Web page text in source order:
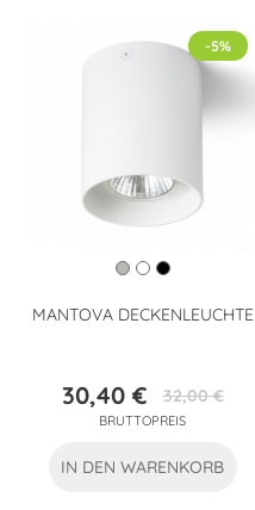
MANTOVA DECKENLEUCHTE
Preis
30,40 €Verkaufspreis
32,00 €
BRUTTOPREIS
-5%
IN DEN WARENKORB